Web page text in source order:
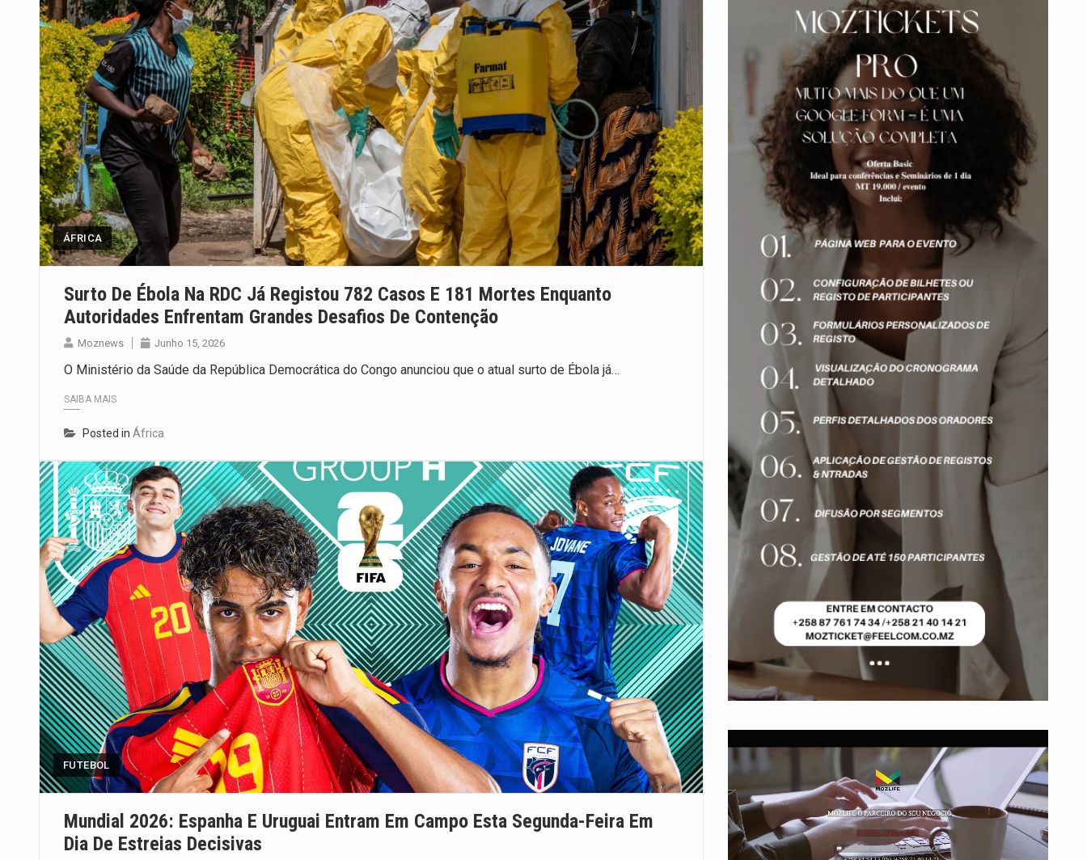
ÁFRICA
Surto De Ébola Na RDC Já Registou 782 Casos E 181 Mortes Enquanto
Autoridades Enfrentam Grandes Desafios De Contenção
Moznews Junho 15, 2026
O Ministério da Saúde da República Democrática do Congo anunciou que o atual surto de Ébola já…
SAIBA MAIS
Posted in África
FUTEBOL
Mundial 2026: Espanha E Uruguai Entram Em Campo Esta Segunda-Feira Em
Dia De Estreias Decisivas